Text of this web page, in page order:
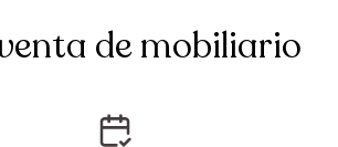
venta de mobiliario